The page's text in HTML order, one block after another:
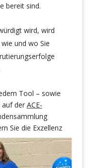
bereit sind.
wird, wird
und wo Sie
Tool – sowie
auf der ACE-
Sie die Exzellenz